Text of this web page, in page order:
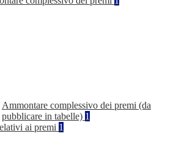
Ammontare complessivo dei premi (da
pubblicare in tabelle) 1
ai premi 1